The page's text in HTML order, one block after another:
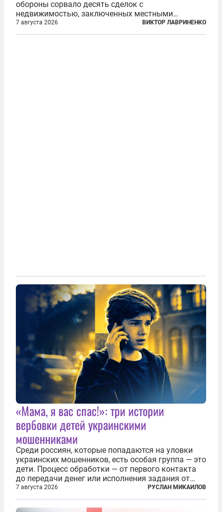
обороны сорвало десять сделок с
недвижимостью, заключенных местными
фирмами с китайским капиталом. Чиновники
заявили, что они могли заключаться с целью
7 августа 2026 ВИКТОР ЛАВРИНЕНКО
«Мама, я вас спас!»: три истории
вербовки детей украинскими
мошенниками
Среди россиян, которые попадаются на уловки
украинских мошенников, есть особая группа — это
дети. Процесс обработки — от первого контакта
до передачи денег или исполнения задания от
кураторов может занять от двух часов до
нескольких месяцев. Детей превращают в
послушных исполнителей, которые...
7 августа 2026 РУСЛАН МИКАИЛОВ